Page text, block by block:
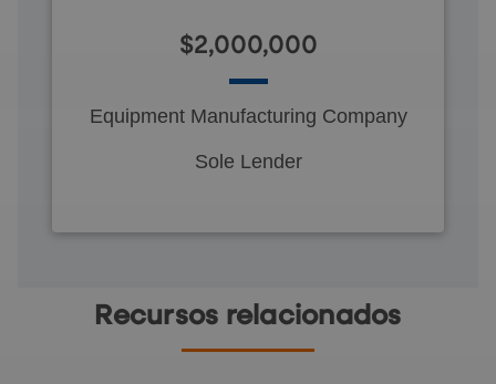
$2,000,000
Equipment Manufacturing Company
Sole Lender
Recursos relacionados